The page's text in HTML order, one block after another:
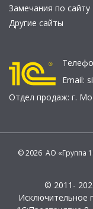
Замечания по сайту
Другие сайты
Email:
Отдел продаж: г.
© 2026 АО «Группа
© 2011-
Исключительное